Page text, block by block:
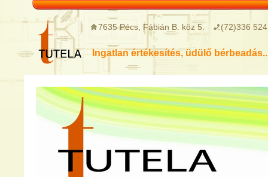
7635 Pécs, Fábián B. köz 5. (72)336 524
Ingatlan értékesítés, üdülő